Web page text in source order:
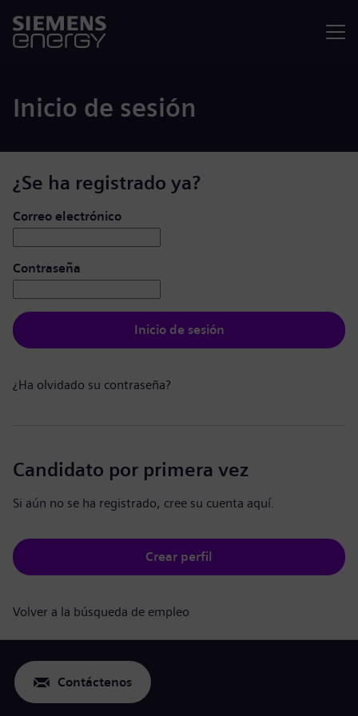
Inicio de sesión
¿Se ha registrado ya?
Iniciar de sesión: usuario y contraseña
Correo electrónico
Contraseña
Inicio de sesión
¿Ha olvidado su contraseña?
Candidato por primera vez
Si aún no se ha registrado, cree su cuenta aquí.
Crear perfil
Volver a la búsqueda de empleo
Contáctenos